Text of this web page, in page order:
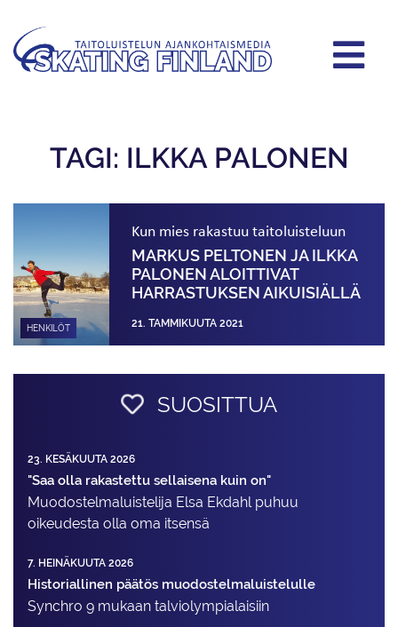
TAGI: ILKKA PALONEN
HENKILÖT
Kun mies rakastuu taitoluisteluun
MARKUS PELTONEN JA ILKKA
PALONEN ALOITTIVAT
HARRASTUKSEN AIKUIS­IÄLLÄ
21. TAMMIKUUTA 2021
SUOSITTUA
23. KESÄKUUTA 2026
"Saa olla rakastettu sellaisena kuin on"
Muodostelma­luistelija Elsa Ekdahl puhuu
oikeudesta olla oma itsensä
7. HEINÄKUUTA 2026
Historiallinen päätös muodostelmaluistelulle
Synchro 9 mukaan talviolympialaisiin